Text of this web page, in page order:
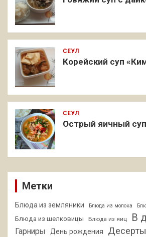
СЕУЛ
Корейский суп
СЕУЛ
Острый яичный
Метки
Блюда из земляники Блюда из молока
Блюда из шелковицы Блюда из яиц В
Гарниры День рождения Десерты